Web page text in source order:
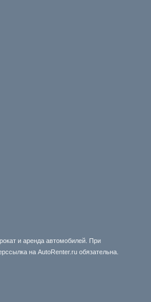
и аренда автомобилей. При
на AutoRenter.ru обязательна.